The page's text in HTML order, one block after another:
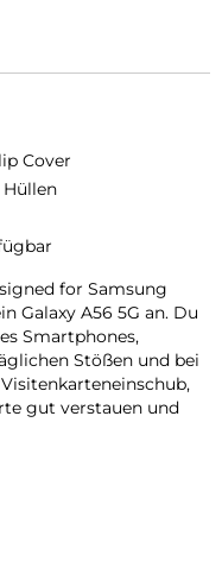
Cover
Hüllen
for Samsung
Galaxy A56 5G an. Du
Smartphones,
Stößen und bei
gut verstauen und